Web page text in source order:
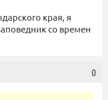
края, я
со времен
0